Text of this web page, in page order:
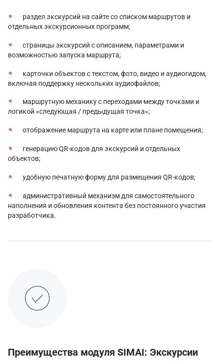
раздел экскурсий на сайте со списком маршрутов и
отдельных экскурсионных программ;
страницы экскурсий с описанием, параметрами и
возможностью запуска маршрута;
карточки объектов с текстом, фото, видео и аудиогидом,
включая поддержку нескольких аудиофайлов;
маршрутную механику с переходами между точками и
логикой «следующая / предыдущая точка»;
отображение маршрута на карте или плане помещения;
генерацию QR-кодов для экскурсий и отдельных
объектов;
удобную печатную форму для размещения QR-кодов;
административный механизм для самостоятельного
наполнения и обновления контента без постоянного участия
разработчика.
Преимущества модуля SIMAI: Экскурсии